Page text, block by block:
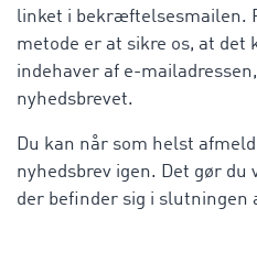
linket i bekræftelsesmailen.
metode er at sikre os, at det
indehaver af e-
nyhedsbrevet.
Du kan når som helst
nyhedsbrev igen. Det gør du
der befinder sig i slutningen